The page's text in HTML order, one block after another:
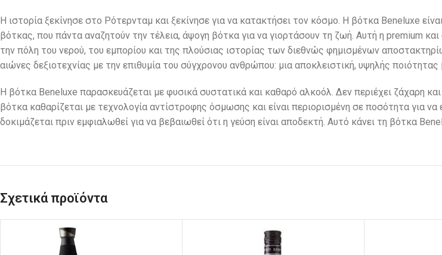
Η ιστορία ξεκίνησε στο Ρότερνταμ και ξεκίνησε για να κατακτήσει τον κόσμο. Η βότκα Beneluxe
βότκας, που πάντα αναζητούν την τέλεια, άψογη βότκα για να γιορτάσουν τη ζωή. Αυτή η premium
την πόλη του νερού, του εμπορίου και της πλούσιας ιστορίας των διεθνώς φημισμένων
αιώνες δεξιοτεχνίας με την επιθυμία του σύγχρονου ανθρώπου: μια αποκλειστική, υψηλής ποιότητας
Η βότκα Beneluxe παρασκευάζεται με φυσικά συστατικά και καθαρό αλκοόλ. Δεν περιέχει ζάχαρη
βότκα καθαρίζεται με τεχνολογία αντίστροφης όσμωσης και είναι περιορισμένη σε ποσότητα για
δοκιμάζεται πριν εμφιαλωθεί για να βεβαιωθεί ότι η γεύση είναι αποδεκτή. Αυτό κάνει τη βότκα
Σχετικά προϊόντα